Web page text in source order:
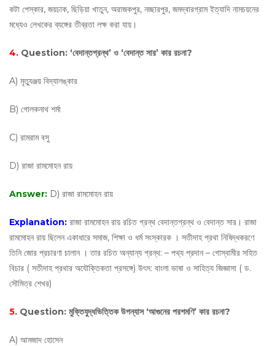
কটা পেস্কার, জয়ঢাক, ছিড়িয়া খাতুন, অরাজকপুর, নচ্ছারপুর, জমদ্বারগ্রাম ইত্যাদি নামচয়নের
মধ্যেও লেখকের ব্যঙ্গের তীব্রতা লক্ষ করা যায়।
4. Question: ‘বেদান্তগ্রন্থ’ ও ‘বেদান্ত সার’ কার রচনা?
A) মৃত্যুঞ্জয় বিদ্যালঙ্কার
B) গোলকনাথ শর্মা
C) রামরাম বসু
D) রাজা রামমোহন রায়
Answer: D) রাজা রামমোহন রায়
Explanation: রাজা রামমোহন রায় রচিত গ্রন্থ বেদান্তগ্রন্থ ও বেদান্ত সার। রাজা
রামমোহন রায় ছিলেন একাধারে সমাজ, শিক্ষা ও ধর্ম সংস্কারক । সতীদাহ প্রথা নিষিদ্ধকরণে
তিনি জোর প্রচারণা চালান । তার রচিত অন্যান্য গ্রন্থ: – পথ্য প্রদান – গোস্বামীর সহিত
বিচার ( সতীদাহ প্রথার অযৌক্তিকতা প্রসঙ্গে) উৎস: বাংলা ভাষা ও সাহিত্য জিজ্ঞাসা ( ড.
সৌমিত্র শেখর)
5. Question: মুক্তিযুদ্ধভিত্তিক উপন্যাস ‘আগুনের পরশমণি’ কার রচনা?
A) আমজাদ হোসেন